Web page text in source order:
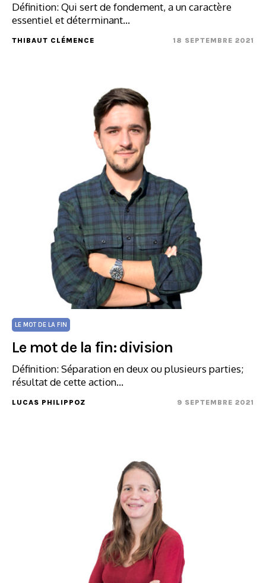
Définition: Qui sert de fondement, a un caractère
essentiel et déterminant…
THIBAUT CLÉMENCE 18 SEPTEMBRE 2021
LE MOT DE LA FIN
Le mot de la fin: division
Définition: Séparation en deux ou plusieurs parties;
résultat de cette action…
LUCAS PHILIPPOZ 9 SEPTEMBRE 2021